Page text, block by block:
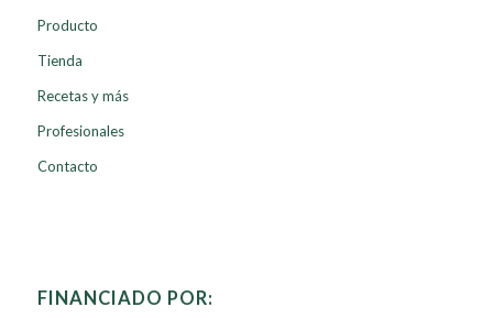
Producto
Tienda
Recetas y más
Profesionales
Contacto
FINANCIADO POR: